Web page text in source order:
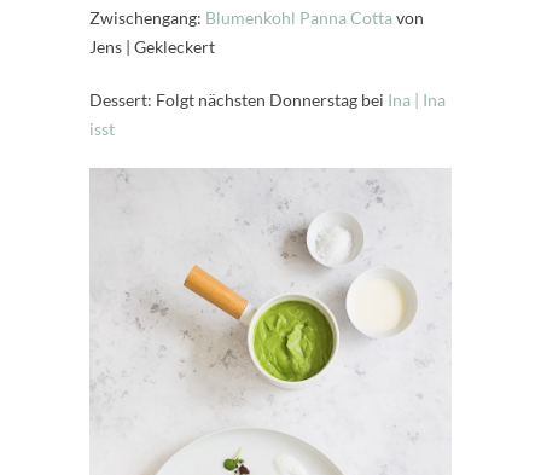
Zwischengang: Blumenkohl Panna Cottavon
Jens | Gekleckert
Dessert: Folgt nächsten Donnerstag bei Ina | Ina
isst